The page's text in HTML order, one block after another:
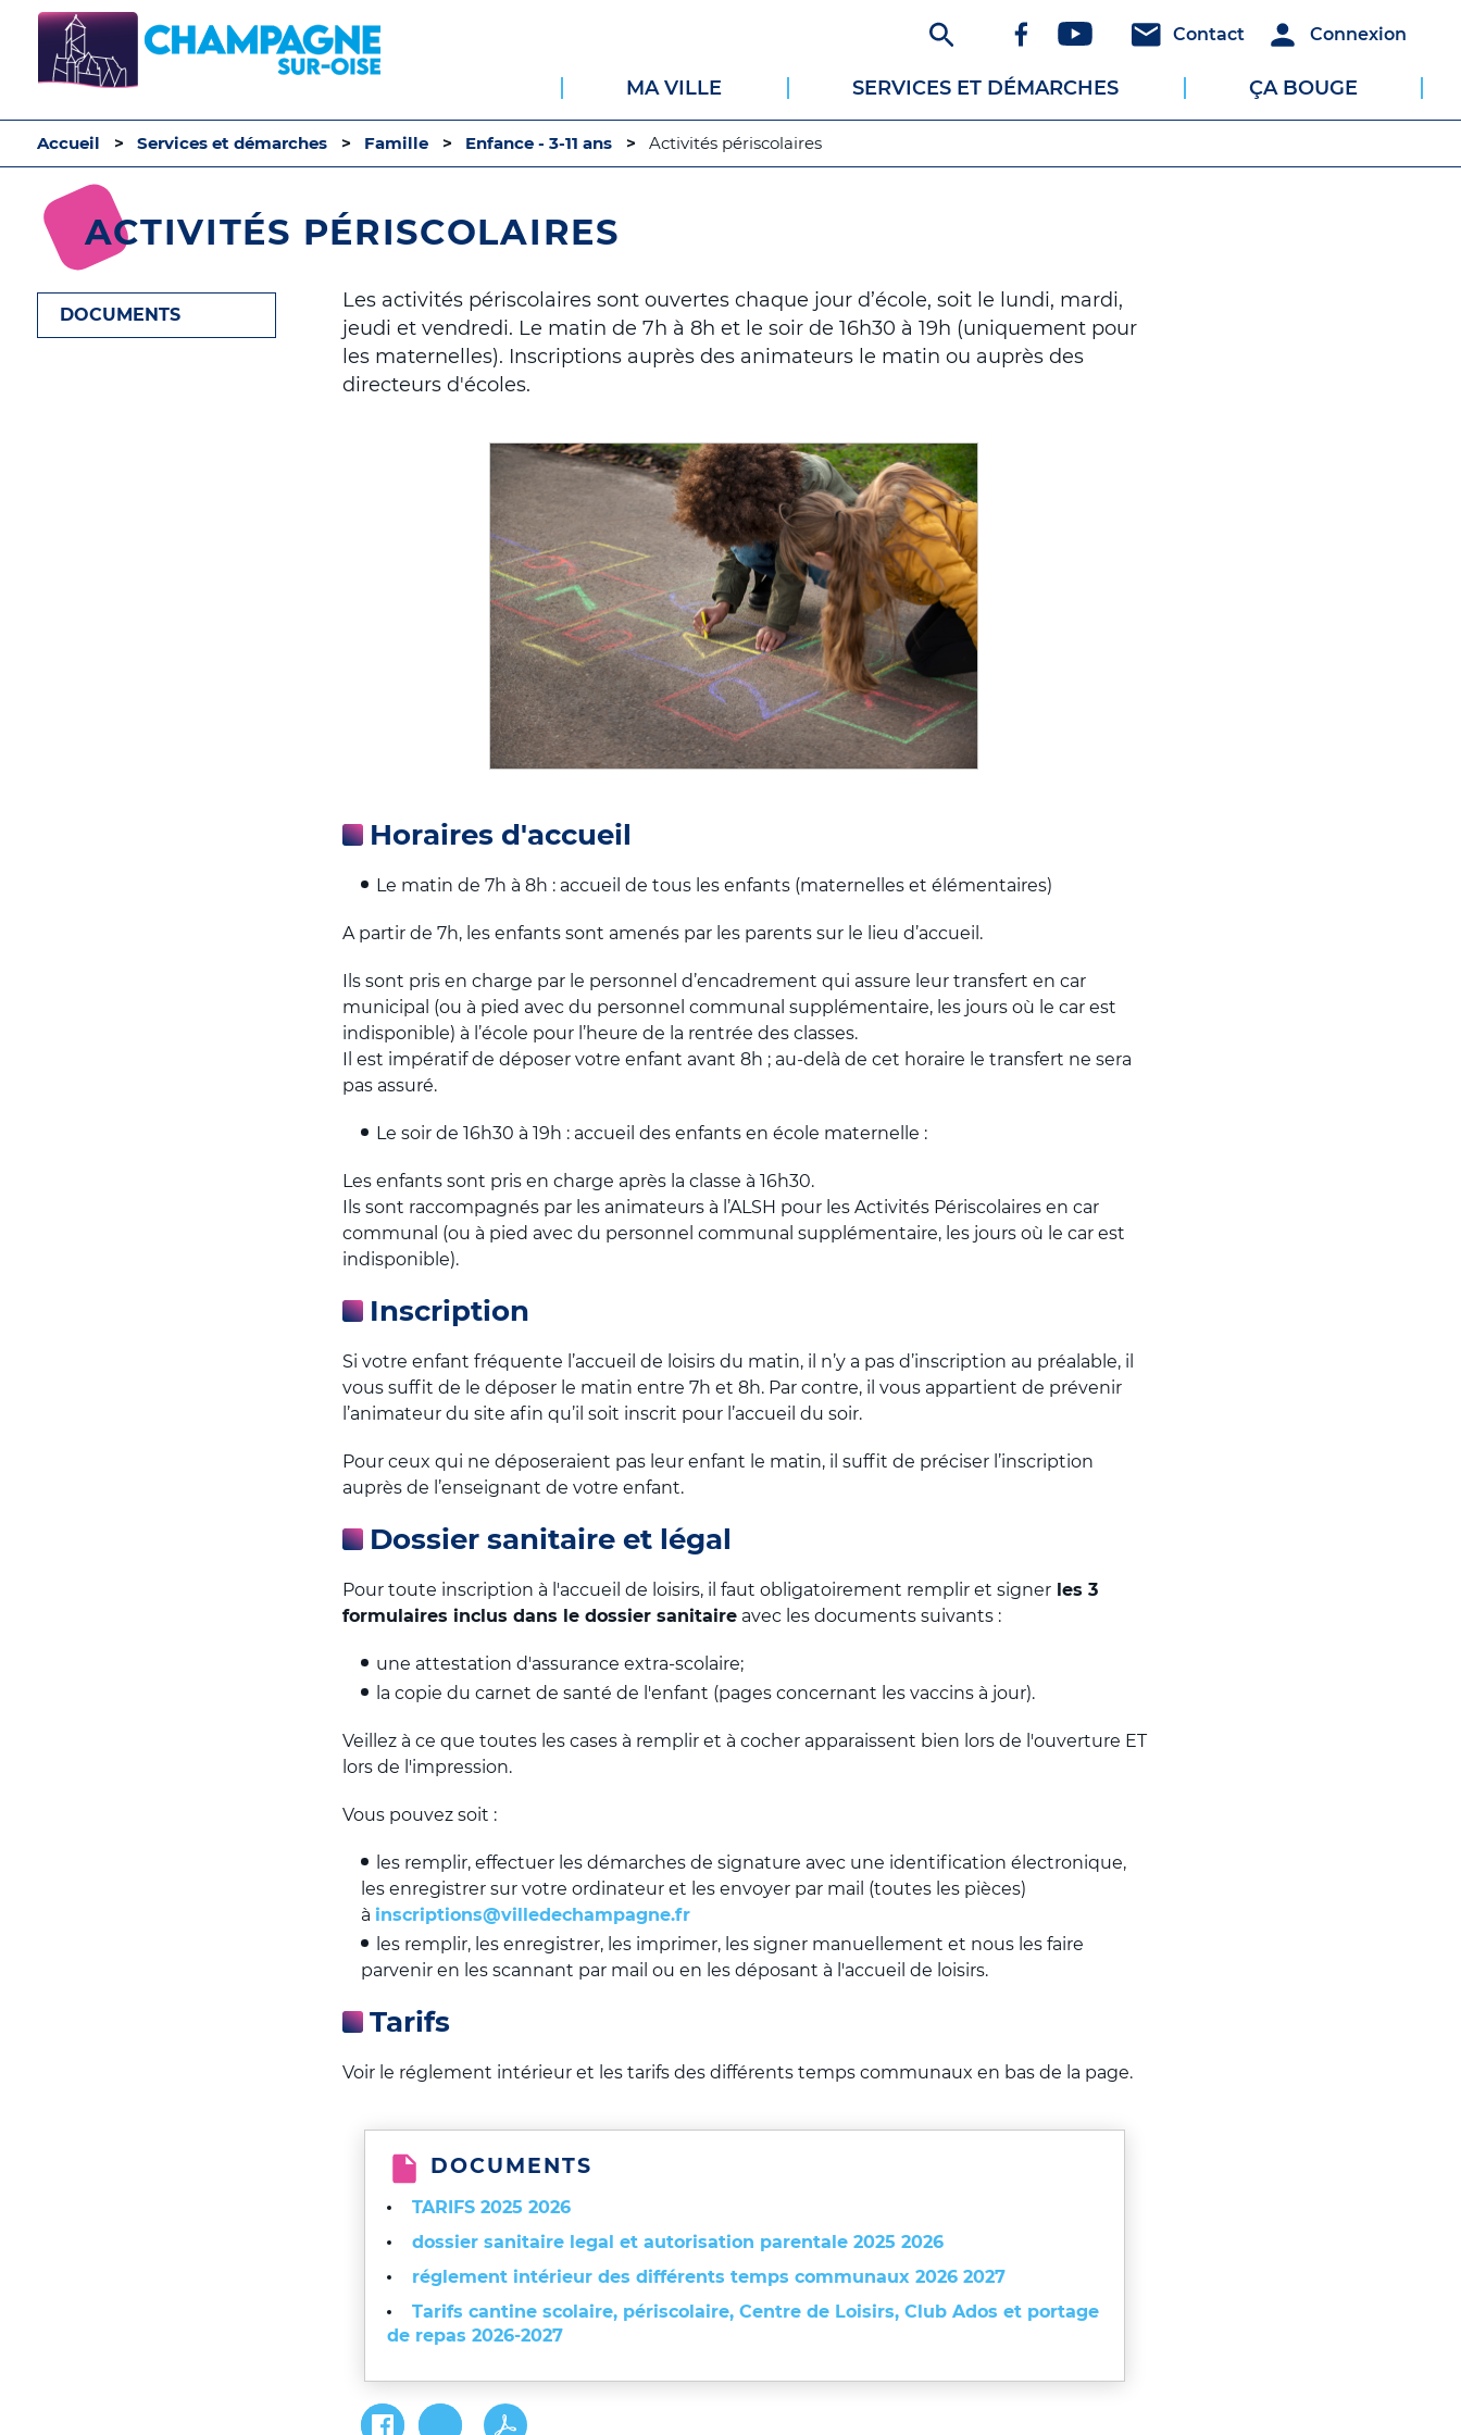
principal
Header
Connexion
Connexion
Header
Communication
Contact
Réseaux
sociaux
MA VILLE SERVICES ET DÉMARCHES ÇA BOUGE
Accueil Services et démarches Famille Enfance - 3-11 ans Activités périscolaires
ACTIVITÉS PÉRISCOLAIRES
DOCUMENTS
Les activités périscolaires sont ouvertes chaque jour d’école, soit le lundi, mardi,
jeudi et vendredi. Le matin de 7h à 8h et le soir de 16h30 à 19h (uniquement pour
les maternelles). Inscriptions auprès des animateurs le matin ou auprès des
directeurs d'écoles.
Horaires d'accueil
Le matin de 7h à 8h : accueil de tous les enfants (maternelles et élémentaires)
A partir de 7h, les enfants sont amenés par les parents sur le lieu d’accueil.
Ils sont pris en charge par le personnel d’encadrement qui assure leur transfert en car
municipal (ou à pied avec du personnel communal supplémentaire, les jours où le car est
indisponible) à l’école pour l’heure de la rentrée des classes.
Il est impératif de déposer votre enfant avant 8h ; au-delà de cet horaire le transfert ne sera
pas assuré.
Le soir de 16h30 à 19h : accueil des enfants en école maternelle :
Les enfants sont pris en charge après la classe à 16h30.
Ils sont raccompagnés par les animateurs à l’ALSH pour les Activités Périscolaires en car
communal (ou à pied avec du personnel communal supplémentaire, les jours où le car est
indisponible).
Inscription
Si votre enfant fréquente l’accueil de loisirs du matin, il n’y a pas d’inscription au préalable, il
vous suffit de le déposer le matin entre 7h et 8h. Par contre, il vous appartient de prévenir
l’animateur du site afin qu’il soit inscrit pour l’accueil du soir.
Pour ceux qui ne déposeraient pas leur enfant le matin, il suffit de préciser l’inscription
auprès de l’enseignant de votre enfant.
Dossier sanitaire et légal
Pour toute inscription à l'accueil de loisirs, il faut obligatoirement remplir et signerles 3
formulaires inclus dans le dossier sanitaireavec les documents suivants :
une attestation d'assurance extra-scolaire;
la copie du carnet de santé de l'enfant (pages concernant les vaccins à jour).
Veillez à ce que toutes les cases à remplir et à cocher apparaissent bien lors de l'ouverture ET
lors de l'impression.
Vous pouvez soit :
les remplir, effectuer les démarches de signature avec une identification électronique,
les enregistrer sur votre ordinateur et les envoyer par mail (toutes les pièces)
à inscriptions@villedechampagne.fr
les remplir, les enregistrer, les imprimer, les signer manuellement et nous les faire
parvenir en les scannant par mail ou en les déposant à l'accueil de loisirs.
Tarifs
Voir le réglement intérieur et les tarifs des différents temps communaux en bas de la page.
DOCUMENTS
TARIFS 2025 2026
dossier sanitaire legal et autorisation parentale 2025 2026
réglement intérieur des différents temps communaux 2026 2027
Tarifs cantine scolaire, périscolaire, Centre de Loisirs, Club Ados et portage
de repas 2026-2027